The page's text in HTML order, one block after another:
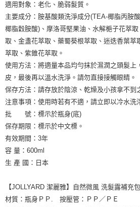
適用對象：老化、脆弱髮質。
主要成分：胺基酸類洗淨成分(TEA-椰脂丙胺
椰脂穀胺酸)、摩洛哥堅果油、水解梔子花萃
取、金盞花萃取、藥蜀葵根萃取、迷迭香葉萃
萃取、紫錐花萃取。
使用方法：將適量本品均勻抹於濕潤之頭髮上
皮，最後再以溫水洗淨。請勿直接接觸眼睛。
保存方法：請存放於陰涼、乾燥及小孩拿不到
注意事項：使用時若有不適，請立即以冷水洗
批 號：標示於瓶身(底)
保存期限：標示於中文標。
有效期間：3年
容 量：600ml
生 產 國：日本
【JOLLYARD 潔麗雅】自然微風 洗髮露補充
材質：瓶身ＰＰ. 按壓管：ＰＰ／ＰＥ